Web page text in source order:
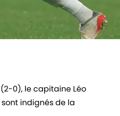
0), le capitaine Léo
indignés de la